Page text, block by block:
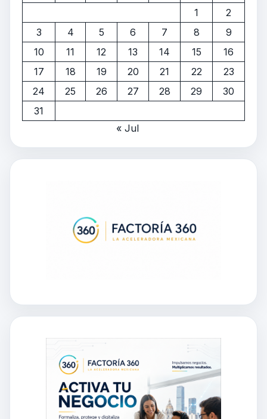
1
2
3
4 5 6 7 8
9
10
11 12 13 14 15
16
17
18 19 20 21 22
23
24
25 26 27 28 29
30
31
« Jul